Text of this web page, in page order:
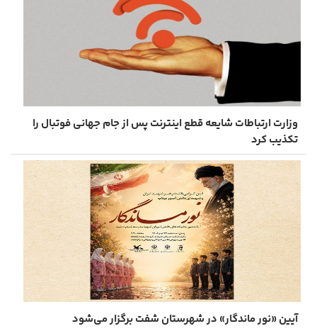
وزارت ارتباطات شایعه قطع اینترنت پس از جام جهانی فوتبال را
تکذیب کرد
آیین «نور ماندگار» در شهرستان شفت برگزار ‌می‌شود